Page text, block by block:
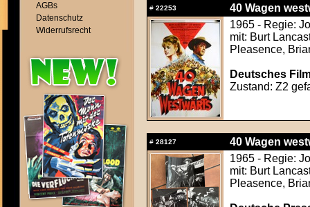
AGBs
Datenschutz
Widerrufsrecht
# 22253
40 Wagen
1965 - Regie:
mit: Burt
Pleasence,
Deutsches
Zustand: Z2
# 28127
40 Wagen
1965 - Regie:
mit: Burt
Pleasence,